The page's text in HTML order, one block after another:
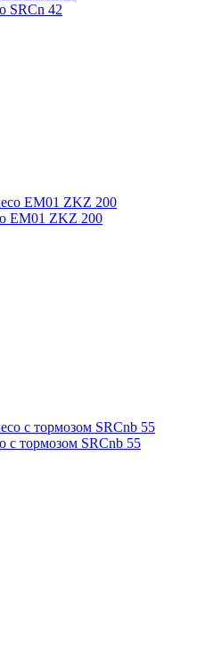
SRCn 42
EM01 ZKZ 200
с тормозом SRCnb 55